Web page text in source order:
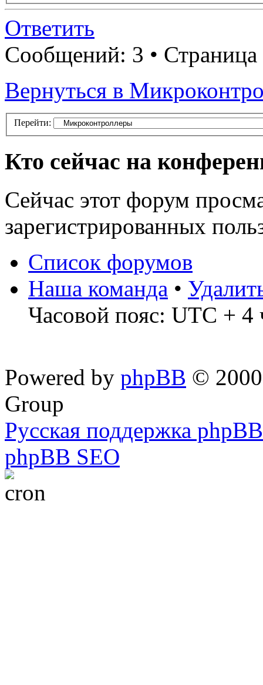
Ответить
Сообщений: 3 • Страница
Вернуться в
Перейти:
Кто сейчас на
Сейчас этот форум
зарегистрированных
Список форумов
Наша команда •
Часовой пояс: UTC + 4
Powered by phpBB ©
Group
Русская поддержка phpBB
phpBB SEO